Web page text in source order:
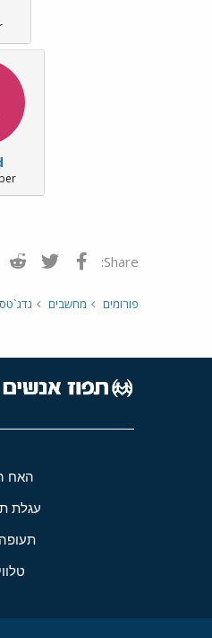
Share: פייסבוק
פורומים מחשבים גדג`טס
האח
עגלת